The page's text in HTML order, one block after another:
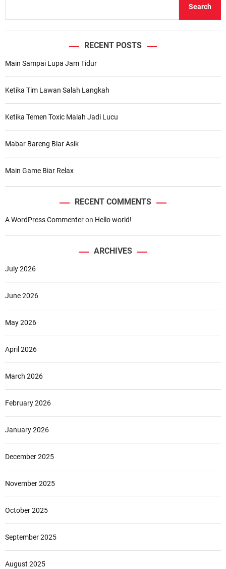
Search
RECENT POSTS
Main Sampai Lupa Jam Tidur
Ketika Tim Lawan Salah Langkah
Ketika Temen Toxic Malah Jadi Lucu
Mabar Bareng Biar Asik
Main Game Biar Relax
RECENT COMMENTS
A WordPress Commenteron Hello world!
ARCHIVES
July 2026
June 2026
May 2026
April 2026
March 2026
February 2026
January 2026
December 2025
November 2025
October 2025
September 2025
August 2025